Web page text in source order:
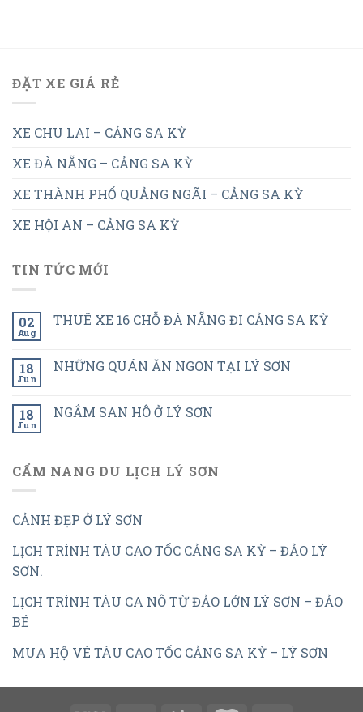
ĐẶT XE GIÁ RẺ
XE CHU LAI – CẢNG SA KỲ
XE ĐÀ NẴNG – CẢNG SA KỲ
XE THÀNH PHỐ QUẢNG NGÃI – CẢNG SA KỲ
XE HỘI AN – CẢNG SA KỲ
TIN TỨC MỚI
02
Aug
THUÊ XE 16 CHỖ ĐÀ NẴNG ĐI CẢNG SA KỲ
18
Jun
NHỮNG QUÁN ĂN NGON TẠI LÝ SƠN
18
Jun
NGẮM SAN HÔ Ở LÝ SƠN
CẨM NANG DU LỊCH LÝ SƠN
CẢNH ĐẸP Ở LÝ SƠN
LỊCH TRÌNH TÀU CAO TỐC CẢNG SA KỲ – ĐẢO LÝ
SƠN.
LỊCH TRÌNH TÀU CA NÔ TỪ ĐẢO LỚN LÝ SƠN – ĐẢO
BÉ
MUA HỘ VÉ TÀU CAO TỐC CẢNG SA KỲ – LÝ SƠN